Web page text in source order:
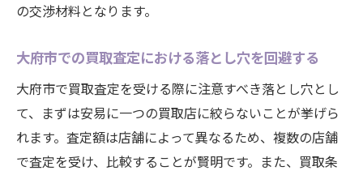
の交渉材料となります。
大府市での買取査定における落とし穴を回避する
大府市で買取査定を受ける際に注意すべき落とし穴とし
て、まずは安易に一つの買取店に絞らないことが挙げら
れます。査定額は店舗によって異なるため、複数の店舗
で査定を受け、比較することが賢明です。また、買取条